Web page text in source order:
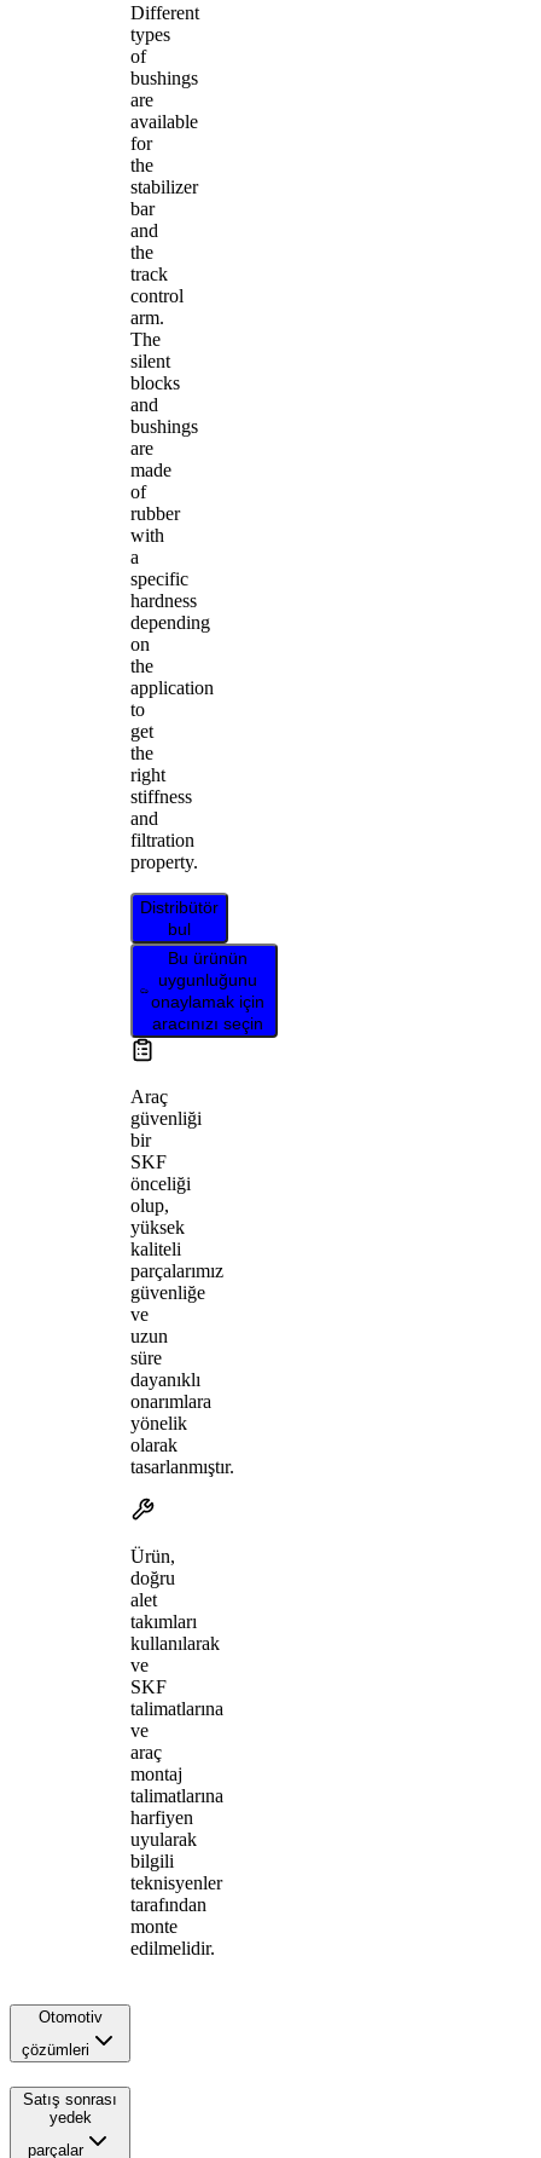
Different
types
of
bushings
are
available
for
the
stabilizer
bar
and
the
track
control
arm.
The
silent
blocks
and
bushings
are
made
of
rubber
with
a
specific
hardness
depending
on
the
application
to
get
the
right
stiffness
and
filtration
property.
Distribütör
bul
Bu ürünün
uygunluğunu
onaylamak için
aracınızı seçin
Araç
güvenliği
bir
SKF
önceliği
olup,
yüksek
kaliteli
parçalarımız
güvenliğe
ve
uzun
süre
dayanıklı
onarımlara
yönelik
olarak
tasarlanmıştır.
Ürün,
doğru
alet
takımları
kullanılarak
ve
SKF
talimatlarına
ve
araç
montaj
talimatlarına
harfiyen
uyularak
bilgili
teknisyenler
tarafından
monte
edilmelidir.
Otomotiv
çözümleri
Satış sonrası
yedek
parçalar